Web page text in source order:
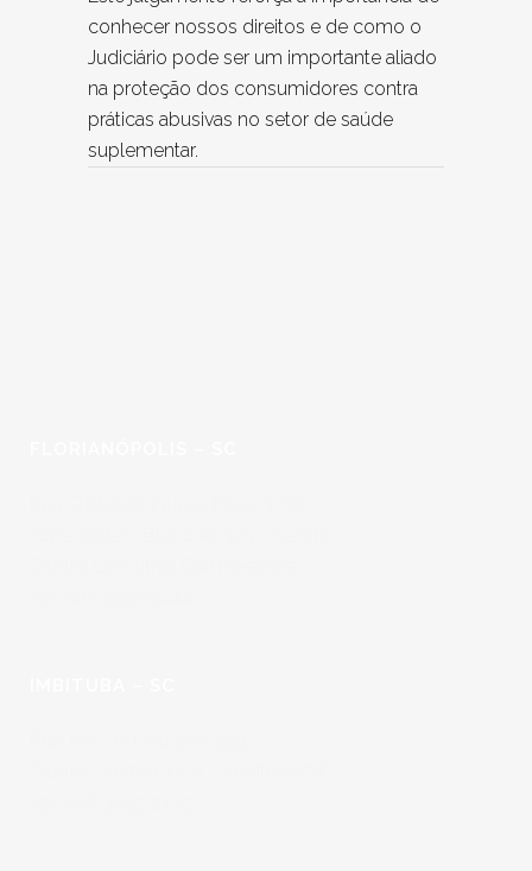
conhecer nossos direitos e de como o
Judiciário pode ser um importante aliado
na proteção dos consumidores contra
práticas abusivas no setor de saúde
suplementar.